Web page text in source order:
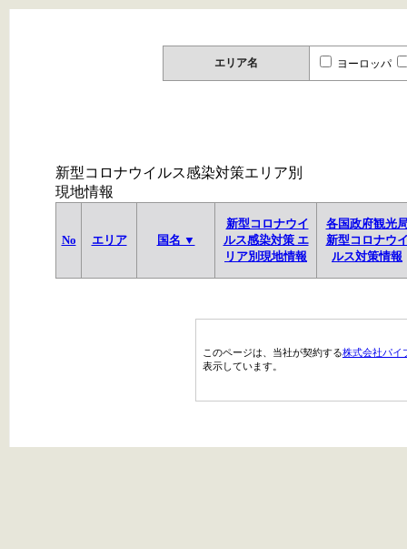
エリア名 ヨーロッパ
新型コロナウイルス感染対策エリア別
現地情報
No エリア 国名 ▼
新型コロナウイ
ルス感染対策 エ
リア別現地情報
各国政府観光
新型コロナウ
ルス対策情報
このページは、当社が契約する株式会社パイ
表示しています。